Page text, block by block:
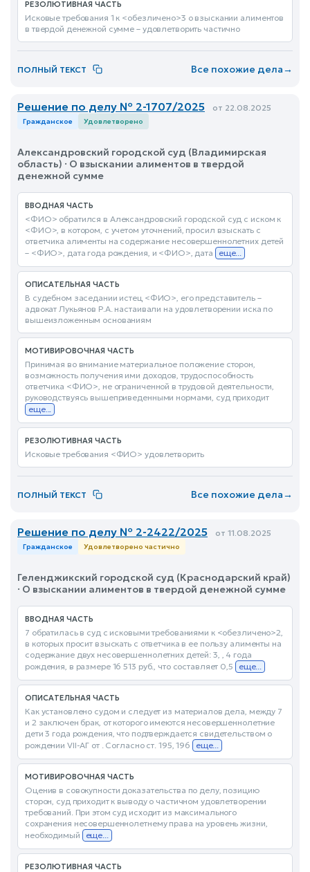
РЕЗОЛЮТИВНАЯ ЧАСТЬ
Исковые требования 1 к <обезличено>3 о взыскании алиментов
в твердой денежной сумме – удовлетворить частично
ПОЛНЫЙ ТЕКСТ Все похожие дела→
Решение по делу № 2-1707/2025 от 22.08.2025
Гражданское Удовлетворено
Александровский городской суд (Владимирская
область) · О взыскании алиментов в твердой
денежной сумме
ВВОДНАЯ ЧАСТЬ
<ФИО> обратился в Александровский городской суд с иском к
<ФИО>, в котором, с учетом уточнений, просил взыскать с
ответчика алименты на содержание несовершеннолетних детей
– <ФИО>, дата года рождения, и <ФИО>, дата
еще...
ОПИСАТЕЛЬНАЯ ЧАСТЬ
В судебном заседании истец <ФИО>, его представитель –
адвокат Лукьянов Р.А. настаивали на удовлетворении иска по
вышеизложенным основаниям
МОТИВИРОВОЧНАЯ ЧАСТЬ
Принимая во внимание материальное положение сторон,
возможность получения ими доходов, трудоспособность
ответчика <ФИО>, не ограниченной в трудовой деятельности,
руководствуясь вышеприведенными нормами, суд приходит
еще...
РЕЗОЛЮТИВНАЯ ЧАСТЬ
Исковые требования <ФИО> удовлетворить
ПОЛНЫЙ ТЕКСТ Все похожие дела→
Решение по делу № 2-2422/2025 от 11.08.2025
Гражданское Удовлетворено частично
Геленджикский городской суд (Краснодарский край)
· О взыскании алиментов в твердой денежной сумме
ВВОДНАЯ ЧАСТЬ
7 обратилась в суд с исковыми требованиями к <обезличено>2,
в которых просит взыскать с ответчика в ее пользу алименты на
содержание двух несовершеннолетних детей: 3, , 4 года
рождения, в размере 16 513 руб., что составляет 0,5
еще...
ОПИСАТЕЛЬНАЯ ЧАСТЬ
Как установлено судом и следует из материалов дела, между 7
и 2 заключен брак, от которого имеются несовершеннолетние
дети 3 года рождения, что подтверждается свидетельством о
рождении VII-АГ от . Согласно ст. 195, 196
еще...
МОТИВИРОВОЧНАЯ ЧАСТЬ
Оценив в совокупности доказательства по делу, позицию
сторон, суд приходит к выводу о частичном удовлетворении
требований. При этом суд исходит из максимального
сохранения несовершеннолетнему права на уровень жизни,
необходимый
еще...
РЕЗОЛЮТИВНАЯ ЧАСТЬ